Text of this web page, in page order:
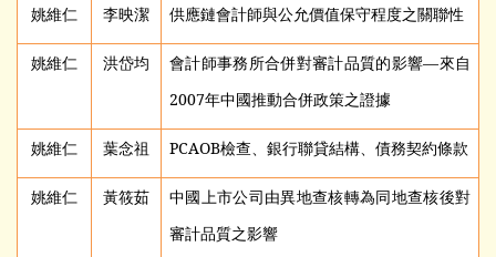
姚維仁 李映潔 供應鏈會計師與公允價值保守程度之關聯性
姚維仁 洪岱均
會計師事務所合併對審計品質的影響—來自
2007年中國推動合併政策之證據
姚維仁 葉念祖 PCAOB檢查、銀行聯貸結構、債務契約條款
姚維仁 黃筱茹
中國上市公司由異地查核轉為同地查核後對
審計品質之影響